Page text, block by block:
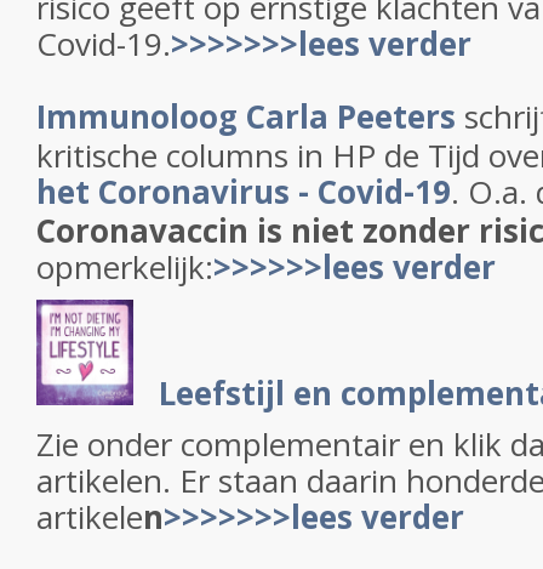
Covid-19.>>>>>>>lees verder
Immunoloog Carla Peeters
kritische columns in HP de Tijd
het Coronavirus - Covid-19. O.a.
Coronavaccin is niet zonder
opmerkelijk:>>>>>>lees verder
Leefstijl en
Zie onder complementair en klik
artikelen. Er staan daarin
artikelen>>>>>>>lees verder